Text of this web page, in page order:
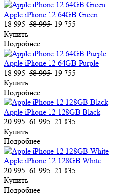
Apple iPhone 12 64GB Green
18 995 58 995 19 755
Купить
Подробнее
Apple iPhone 12 64GB Purple
18 995 58 995 19 755
Купить
Подробнее
Apple iPhone 12 128GB Black
20 995 61 995 21 835
Купить
Подробнее
Apple iPhone 12 128GB White
20 995 61 995 21 835
Купить
Подробнее